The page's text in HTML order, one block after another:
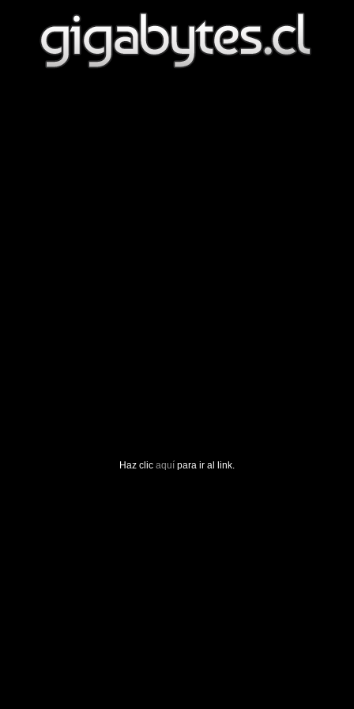
Haz clic aquí para ir al link.